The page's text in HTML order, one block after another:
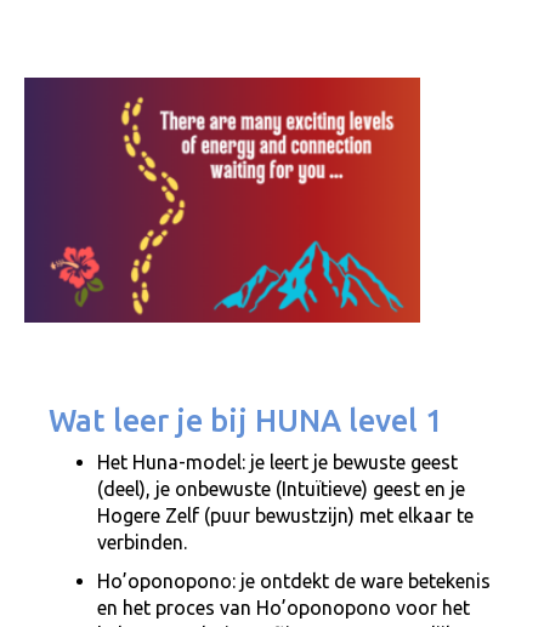
Wat leer je bij HUNA level 1
Het Huna-model: je leert je bewuste geest
(deel), je onbewuste (Intuïtieve) geest en je
Hogere Zelf (puur bewustzijn) met elkaar te
verbinden.
Ho’oponopono: je ontdekt de ware betekenis
en het proces van Ho’oponopono voor het